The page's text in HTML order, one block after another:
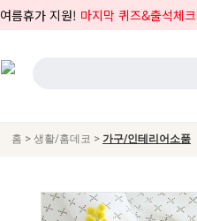
여름휴가 지원! 마지막 퀴즈&출석체크
홈 > 생활/홈데코 > 가구/인테리어소품